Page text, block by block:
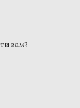
вам?